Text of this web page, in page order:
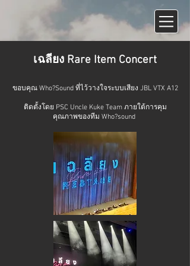
เฉลียง Rare Item Concert
ขอบคุณ Who?Soundที่ไว้วางใจระบบเสียง JBL VTX A12
ติดตั้งโดย PSC Uncle Kuke Team ภายใต้การคุม
คุณภาพของทีม Who?sound